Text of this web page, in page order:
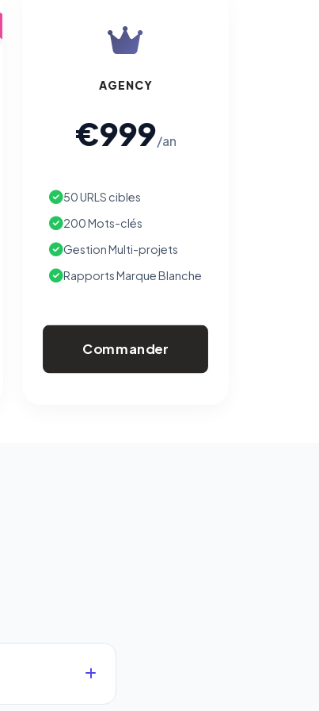
AGENCY
€999/an
50 URLS cibles
200 Mots-clés
Gestion Multi-projets
Rapports Marque Blanche
Commander